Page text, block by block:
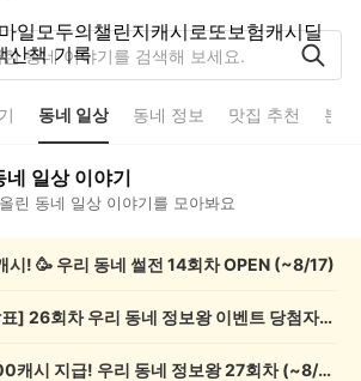
일모두의챌린지캐시로또보험캐시딜
산책 기록
동네 일상 동네 정보 맛집 추천 분
네 일상이야기
린 동네 일상 이야기를 모아봐요
시! 🥳 우리 동네 썰전 14회차 OPEN (~8/17)
💰[당첨자 발표] 26회차 우리 동네 정보왕 이벤트 당첨자를 발표합니다!
💸 전원 2,000캐시 지급! 우리 동네 정보왕 27회차 (~8/10)